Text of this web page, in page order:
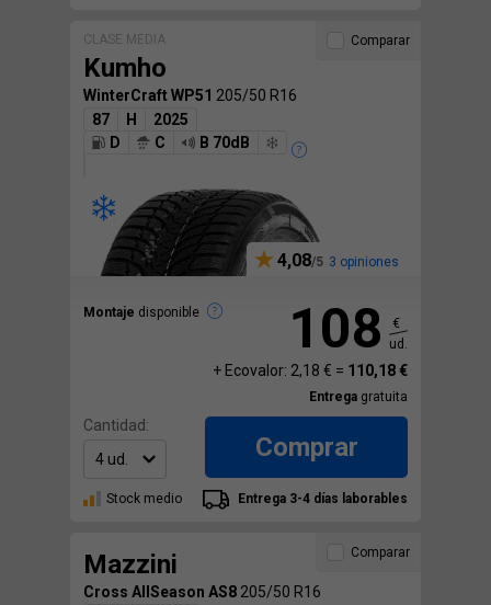
CLASE MEDIA
Kumho
WinterCraft WP51 205/50 R16
87
H
2025
D
C B 70dB
4,08 3 opiniones
Montaje disponible
Comparar
108
€
ud.
+ Ecovalor: 2,18 € = 110,18 €
Entrega gratuita
Cantidad:
Comprar
Stock medio Entrega 3-4 días laborables
Mazzini
Cross AllSeason AS8 205/50 R16
Comparar